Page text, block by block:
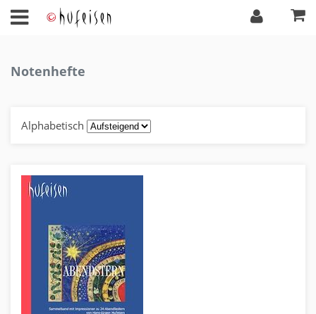
Notenhefte
Alphabetisch